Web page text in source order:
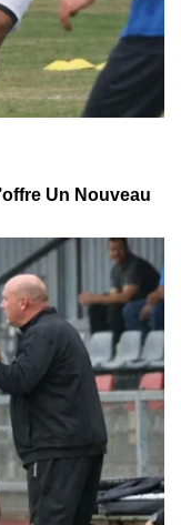
Un Nouveau